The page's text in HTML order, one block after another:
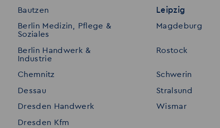
Initiativ bewerben
Merkzettel
Standorte
Interne Jobs
Datenschutz
Impressum
Bautzen
Berlin Medizin, Pflege &
Soziales
Berlin Handwerk &
Industrie
Chemnitz
Dessau
Dresden Handwerk
Dresden Kfm
Leipzig
Magdeburg
Rostock
Schwerin
Stralsund
Wismar